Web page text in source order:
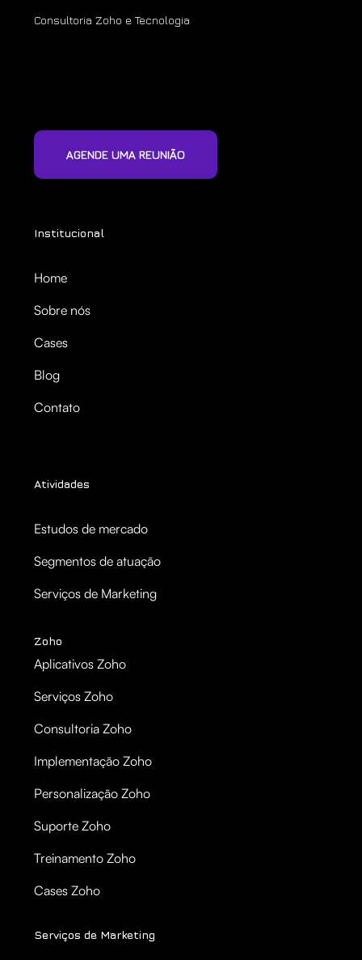
Consultoria Zoho e Tecnologia
AGENDE UMA REUNIÃO
Institucional
Home
Sobre nós
Cases
Blog
Contato
Atividades
Estudos de mercado
Segmentos de atuação
Serviços de Marketing
Zoho
Aplicativos Zoho
Serviços Zoho
Consultoria Zoho
Implementação Zoho
Personalização Zoho
Suporte Zoho
Treinamento Zoho
Cases Zoho
Serviços de Marketing